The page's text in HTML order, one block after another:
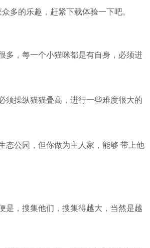
多的乐趣，赶紧下载体验一下吧。
多，每一个小猫咪都是有自身，必须进
须操纵猫猫叠高，进行一些难度很大的
态公园，但你做为主人家，能够 带上他
是，搜集他们，搜集得越大，当然是越